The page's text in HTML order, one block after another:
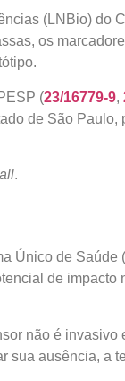
(LNBio) do
os
(23/16779-9,
de São
.
Único de Saúde
de impacto
não é
sua ausência, a